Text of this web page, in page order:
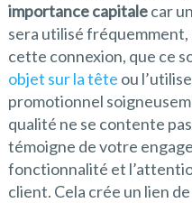
importance capitalecar
sera utilisé
cette connexion, que ce
objet sur la tête ou
promotionnel
qualité ne se contente
témoigne de votre
fonctionnalité et
client. Cela crée un lien